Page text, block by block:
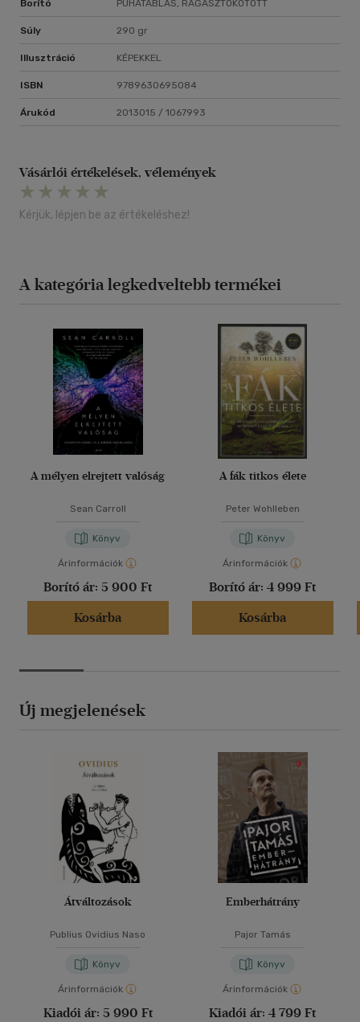
Borító PUHATÁBLÁS, RAGASZTÓKÖTÖTT
Súly 290 gr
Illusztráció KÉPEKKEL
ISBN 9789630695084
Árukód 2013015 / 1067993
Vásárlói értékelések, vélemények
Kérjük, lépjen be az értékeléshez!
A kategória legkedveltebb termékei
A mélyen elrejtett valóság
Sean Carroll
Könyv
Árinformációk
Borító ár: 5 900 Ft
Kosárba
A fák titkos élete
Peter Wohlleben
Könyv
Árinformációk
Borító ár: 4 999 Ft
Kosárba
Új megjelenések
Átváltozások
Publius Ovidius Naso
Könyv
Árinformációk
Kiadói ár: 5 990 Ft
Emberhátrány
Pajor Tamás
Könyv
Árinformációk
Kiadói ár: 4 799 Ft